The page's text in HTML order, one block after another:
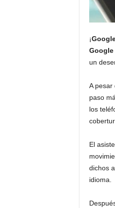
¡
Google
un
A pesar
paso
los
El
dichos
idioma.